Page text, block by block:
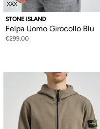
XXX
STONE ISLAND
Felpa Uomo Girocollo Blu
€299,00